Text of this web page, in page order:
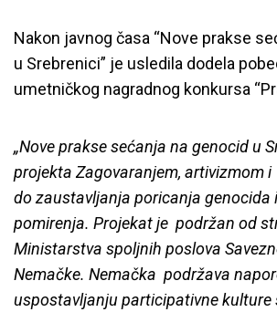
Nakon javnog časa “Nove prakse
u Srebrenici” je usledila dodela
umetničkog nagradnog konkursa
„Nove prakse sećanja na genocid u
projekta Zagovaranjem, artivizmom i
do zaustavljanja poricanja genocida
pomirenja. Projekat je podržan od
Ministarstva spoljnih poslova
Nemačke. Nemačka podržava
uspostavljanju participativne kulture